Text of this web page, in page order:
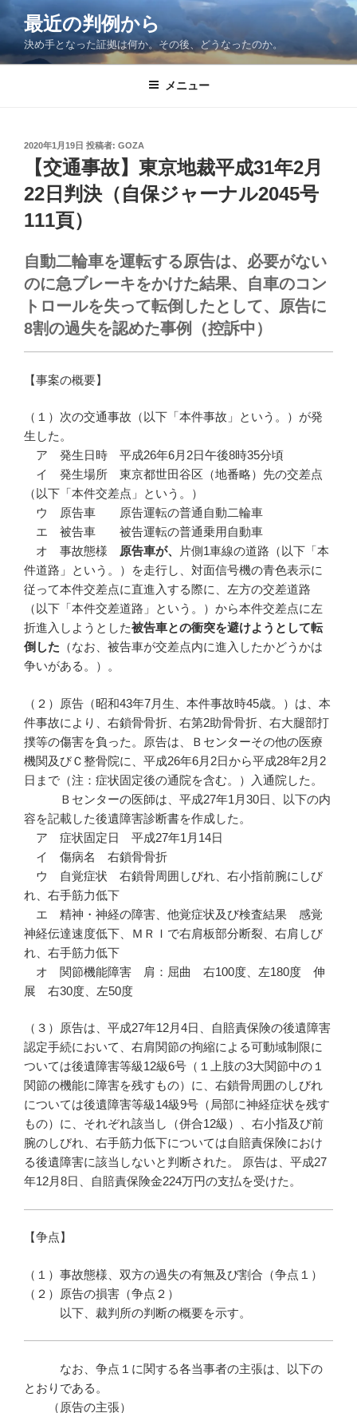
コ
テ
ン
最近の判例から
決め手となった証拠は何か。その後、どうなったのか。
メニュー
投
2020年1月19日 投稿者: GOZA
【交通事故】東京地裁平成31年2月
22日判決（自保ジャーナル2045号
111頁）
自動二輪車を運転する原告は、必要がない
のに急ブレーキをかけた結果、自車のコン
トロールを失って転倒したとして、原告に
8割の過失を認めた事例（控訴中）
【事案の概要】
（１）次の交通事故（以下「本件事故」という。）が発
生した。
ア 発生日時 平成26年6月2日午後8時35分頃
イ 発生場所 東京都世田谷区（地番略）先の交差点
（以下「本件交差点」という。）
ウ 原告車 原告運転の普通自動二輪車
エ 被告車 被告運転の普通乗用自動車
オ 事故態様
原告車が、
片側1車線の道路（以下「本
件道路」という。）を走行し、対面信号機の青色表示に
従って本件交差点に直進入する際に、左方の交差道路
（以下「本件交差道路」という。）から本件交差点に左
折進入しようとした被告車との衝突を避けようとして転
倒した （なお、被告車が交差点内に進入したかどうかは
争いがある。）。
（２）原告（昭和43年7月生、本件事故時45歳。）は、本
件事故により、右鎖骨骨折、右第2助骨骨折、右大腿部打
撲等の傷害を負った。原告は、Ｂセンターその他の医療
機関及びＣ整骨院に、平成26年6月2日から平成28年2月2
日まで（注：症状固定後の通院を含む。）入通院した。
Ｂセンターの医師は、平成27年1月30日、以下の内
容を記載した後遺障害診断書を作成した。
ア 症状固定日 平成27年1月14日
イ 傷病名 右鎖骨骨折
ウ 自覚症状 右鎖骨周囲しびれ、右小指前腕にしび
れ、右手筋力低下
エ 精神・神経の障害、他覚症状及び検査結果 感覚
神経伝達速度低下、ＭＲＩで右肩板部分断裂、右肩しび
れ、右手筋力低下
オ 関節機能障害 肩：屈曲 右100度、左180度 伸
展 右30度、左50度
（３）原告は、平成27年12月4日、自賠責保険の後遺障害
認定手続において、右肩関節の拘縮による可動域制限に
ついては後遺障害等級12級6号（１上肢の3大関節中の１
関節の機能に障害を残すもの）に、右鎖骨周囲のしびれ
については後遺障害等級14級9号（局部に神経症状を残す
もの）に、それぞれ該当し（併合12級）、右小指及び前
腕のしびれ、右手筋力低下については自賠責保険におけ
る後遺障害に該当しないと判断された。 原告は、平成27
年12月8日、自賠責保険金224万円の支払を受けた。
【争点】
（１）事故態様、双方の過失の有無及び割合（争点１）
（２）原告の損害（争点２）
以下、裁判所の判断の概要を示す。
なお、争点１に関する各当事者の主張は、以下の
とおりである。
（原告の主張）